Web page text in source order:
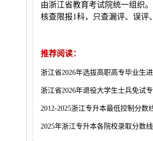
由浙江省教育考试院统一组织
核查限报1科，只查漏评、误评
推荐阅读：
浙江省2026年选拔高职高专毕业生
浙江省2026年退役大学生士兵免试
2012-2025浙江专升本最低控制分数
2025年浙江专升本各院校录取分数